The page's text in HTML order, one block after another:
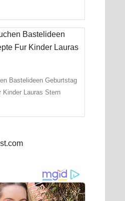
Bastelideen Geburtstag
Kinder Lauras Stern